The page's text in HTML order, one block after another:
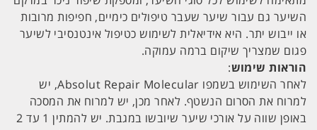
השיער גם עבור שיער שעבר טיפולים כימיים, חפיפות מרובות
או ייבוש יתר. היא אידיאלית לשימוש כטיפול אינטנסיבי לשיער
פגום שמצריך שיקום ברמה עמוקה.
הוראות שימוש:
לאחר השימוש בשמפו Absolut Repair Molecular, יש
למרוח את הסרום הנשטף. לאחר מכן, יש למרוח את המסכה
באופן שווה על אורכי שיער שיובשו במגבת. יש להמתין 1 עד 2